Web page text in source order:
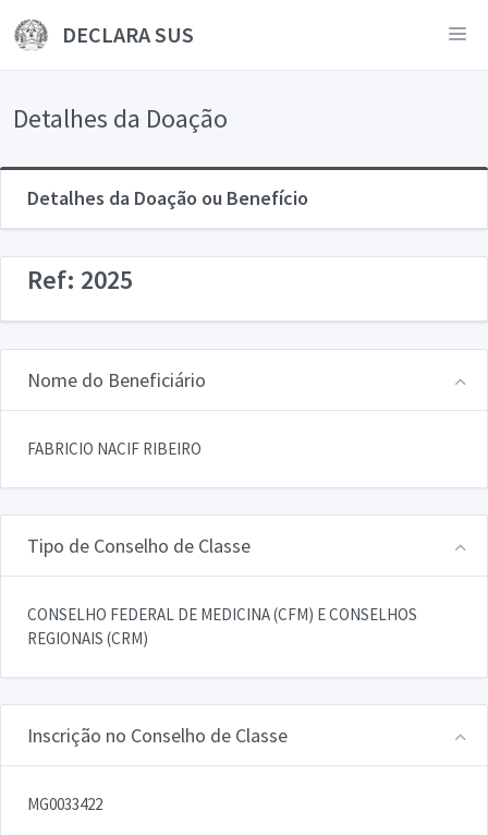
DECLARA SUS
Detalhes da Doação
Detalhes da Doação ou Benefício
Ref: 2025
Nome do Beneficiário
FABRICIO NACIF RIBEIRO
Tipo de Conselho de Classe
CONSELHO FEDERAL DE MEDICINA (CFM) E CONSELHOS
REGIONAIS (CRM)
Inscrição no Conselho de Classe
MG0033422